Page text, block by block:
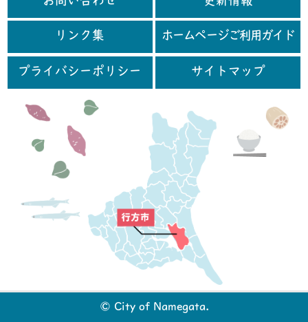
リンク集 ホームページご利用ガイド
プライバシーポリシー サイトマップ
© City of Namegata.